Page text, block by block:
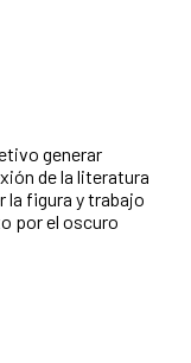
generar
de la literatura
la figura y trabajo
por el oscuro